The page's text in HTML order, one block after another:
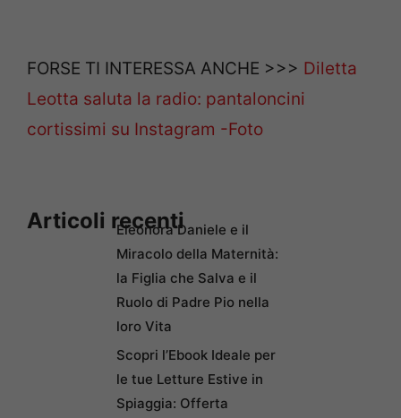
FORSE TI INTERESSA ANCHE >>> Diletta
Leotta saluta la radio: pantaloncini
cortissimi su Instagram -Foto
Articoli recentiEleonora Daniele e il
Miracolo della Maternità:
la Figlia che Salva e il
Ruolo di Padre Pio nella
loro Vita
Scopri l’Ebook Ideale per
le tue Letture Estive in
Spiaggia: Offerta